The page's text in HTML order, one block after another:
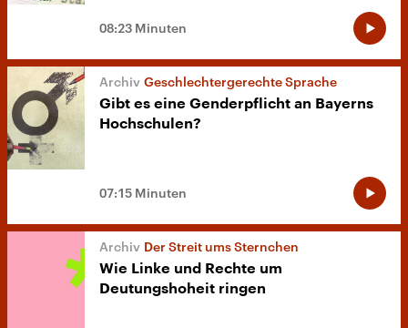
08:23 Minuten
Geschlechtergerechte Sprache
Gibt es eine Genderpflicht an Bayerns
Hochschulen?
07:15 Minuten
Der Streit ums Sternchen
Wie Linke und Rechte um
Deutungshoheit ringen